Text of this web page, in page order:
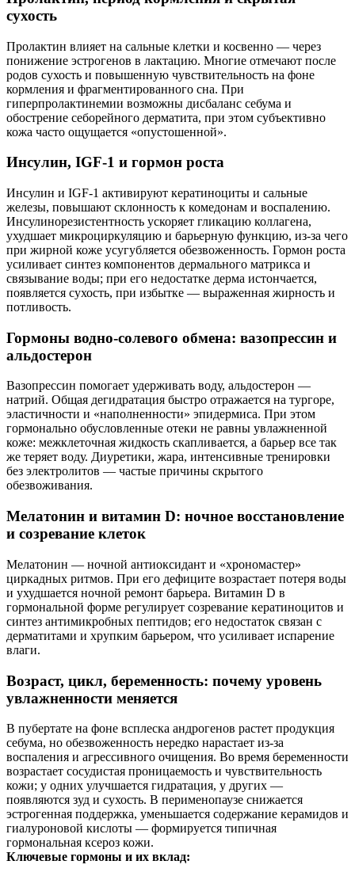
сухость
Пролактин влияет на сальные клетки и косвенно — через
понижение эстрогенов в лактацию. Многие отмечают после
родов сухость и повышенную чувствительность на фоне
кормления и фрагментированного сна. При
гиперпролактинемии возможны дисбаланс себума и
обострение себорейного дерматита, при этом субъективно
кожа часто ощущается «опустошенной».
Инсулин, IGF‑1 и гормон роста
Инсулин и IGF‑1 активируют кератиноциты и сальные
железы, повышают склонность к комедонам и воспалению.
Инсулинорезистентность ускоряет гликацию коллагена,
ухудшает микроциркуляцию и барьерную функцию, из‑за чего
при жирной коже усугубляется обезвоженность. Гормон роста
усиливает синтез компонентов дермального матрикса и
связывание воды; при его недостатке дерма истончается,
появляется сухость, при избытке — выраженная жирность и
потливость.
Гормоны водно‑солевого обмена: вазопрессин и
альдостерон
Вазопрессин помогает удерживать воду, альдостерон —
натрий. Общая дегидратация быстро отражается на тургоре,
эластичности и «наполненности» эпидермиса. При этом
гормонально обусловленные отеки не равны увлажненной
коже: межклеточная жидкость скапливается, а барьер все так
же теряет воду. Диуретики, жара, интенсивные тренировки
без электролитов — частые причины скрытого
обезвоживания.
Мелатонин и витамин D: ночное восстановление
и созревание клеток
Мелатонин — ночной антиоксидант и «хрономастер»
циркадных ритмов. При его дефиците возрастает потеря воды
и ухудшается ночной ремонт барьера. Витамин D в
гормональной форме регулирует созревание кератиноцитов и
синтез антимикробных пептидов; его недостаток связан с
дерматитами и хрупким барьером, что усиливает испарение
влаги.
Возраст, цикл, беременность: почему уровень
увлажненности меняется
В пубертате на фоне всплеска андрогенов растет продукция
себума, но обезвоженность нередко нарастает из‑за
воспаления и агрессивного очищения. Во время беременности
возрастает сосудистая проницаемость и чувствительность
кожи; у одних улучшается гидратация, у других —
появляются зуд и сухость. В перименопаузе снижается
эстрогенная поддержка, уменьшается содержание керамидов и
гиалуроновой кислоты — формируется типичная
гормональная ксероз кожи.
Ключевые гормоны и их вклад: